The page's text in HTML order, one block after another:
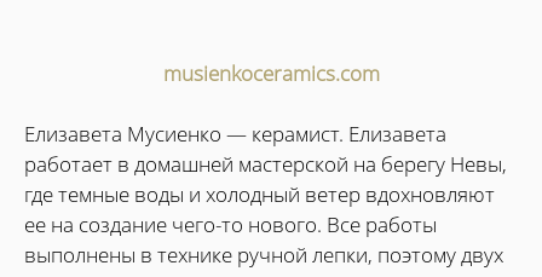
musienkoceramics.com
Елизавета Мусиенко — керамист. Елизавета
работает в домашней мастерской на берегу Невы,
где темные воды и холодный ветер вдохновляют
ее на создание чего-то нового. Все работы
выполнены в технике ручной лепки, поэтому двух